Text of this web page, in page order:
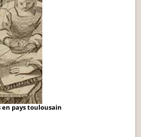
en pays toulousain